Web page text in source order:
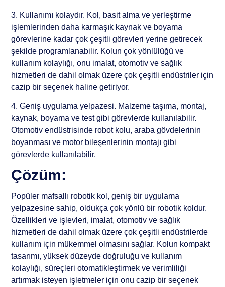
3. Kullanımı kolaydır. Kol, basit alma ve yerleştirme
işlemlerinden daha karmaşık kaynak ve boyama
görevlerine kadar çok çeşitli görevleri yerine getirecek
şekilde programlanabilir. Kolun çok yönlülüğü ve
kullanım kolaylığı, onu imalat, otomotiv ve sağlık
hizmetleri de dahil olmak üzere çok çeşitli endüstriler için
cazip bir seçenek haline getiriyor.
4. Geniş uygulama yelpazesi. Malzeme taşıma, montaj,
kaynak, boyama ve test gibi görevlerde kullanılabilir.
Otomotiv endüstrisinde robot kolu, araba gövdelerinin
boyanması ve motor bileşenlerinin montajı gibi
görevlerde kullanılabilir.
Çözüm:
Popüler mafsallı robotik kol, geniş bir uygulama
yelpazesine sahip, oldukça çok yönlü bir robotik koldur.
Özellikleri ve işlevleri, imalat, otomotiv ve sağlık
hizmetleri de dahil olmak üzere çok çeşitli endüstrilerde
kullanım için mükemmel olmasını sağlar. Kolun kompakt
tasarımı, yüksek düzeyde doğruluğu ve kullanım
kolaylığı, süreçleri otomatikleştirmek ve verimliliği
artırmak isteyen işletmeler için onu cazip bir seçenek